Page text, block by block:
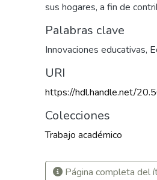
sus hogares, a fin de
Palabras clave
Innovaciones educativas,
URI
https://hdl.handle.net/
Colecciones
Trabajo académico
Página completa del